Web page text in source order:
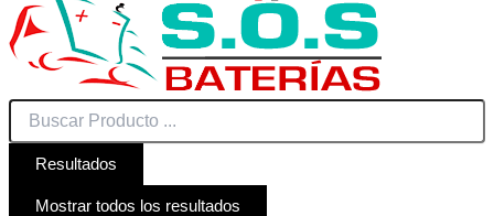
Resultados
Mostrar todos los resultados